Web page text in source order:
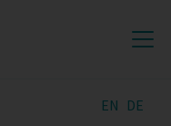
EN DE